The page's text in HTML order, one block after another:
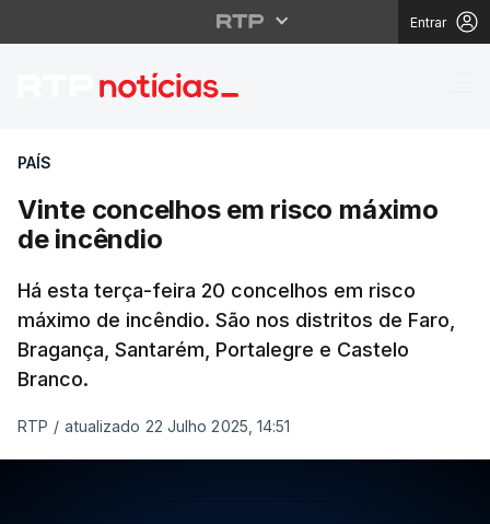
Entrar
Vinte concelhos em
PAÍS
Vinte concelhos em risco máximo
de incêndio
Há esta terça-feira 20 concelhos em risco
máximo de incêndio. São nos distritos de Faro,
Bragança, Santarém, Portalegre e Castelo
Branco.
RTP / atualizado 22 Julho 2025, 14:51